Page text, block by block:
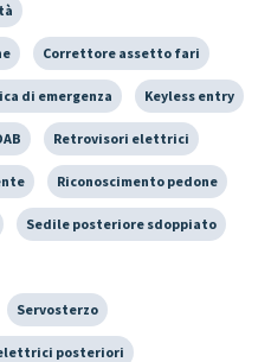
Correttore assetto fari
di emergenza Keyless entry
Retrovisori elettrici
Riconoscimento pedone
Sedile posteriore sdoppiato
Servosterzo
posteriori